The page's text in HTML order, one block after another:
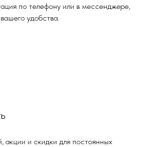
по телефону или в мессенджере,
удобства.
акции и скидки для постоянных